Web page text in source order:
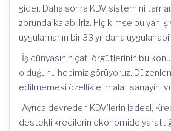
gider. Daha sonra KDV sistemini
zorunda kalabiliriz. Hiç kimse bu yanlış
uygulamanın bir 33 yıl daha
-İş dünyasının çatı örgütlerinin bu
olduğunu hepimiz görüyoruz.
edilmemesi özellikle imalat sanayini
-Ayrıca devreden KDV’lerin iadesi,
destekli kredilerin ekonomide